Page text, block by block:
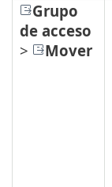
Grupo
de acceso
>
Mover